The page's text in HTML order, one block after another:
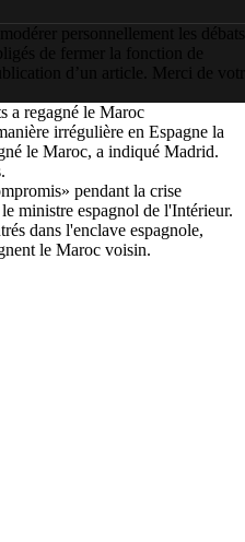
personnellement les débats
de fermer la fonction de
d’un article. Merci de
a regagné le Maroc
irrégulière en Espagne la
le Maroc, a indiqué Madrid.
pendant la crise
ministre espagnol de l'Intérieur.
dans l'enclave espagnole,
le Maroc voisin.